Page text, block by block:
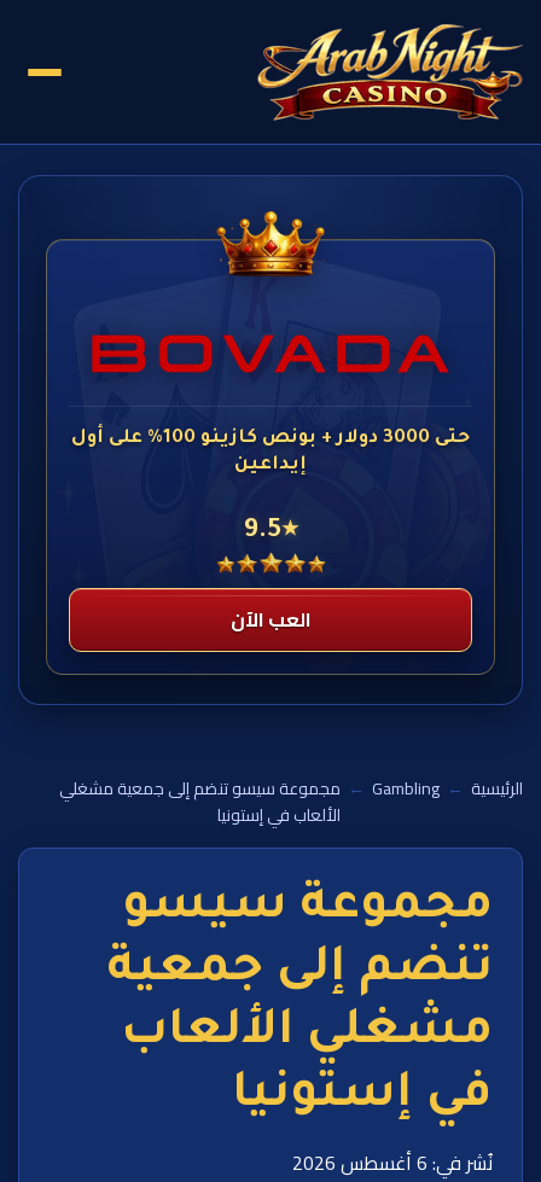
حتى 3000 دولار + بونص كازينو 100% على أول
إيداعين
★
9.5
العب الآن
الرئيسية ←
Gambling
← مجموعة سيسو تنضم إلى جمعية مشغلي
الألعاب في إستونيا
مجموعة سيسو
تنضم إلى جمعية
مشغلي الألعاب
في إستونيا
نُشر في: 6 أغسطس 2026